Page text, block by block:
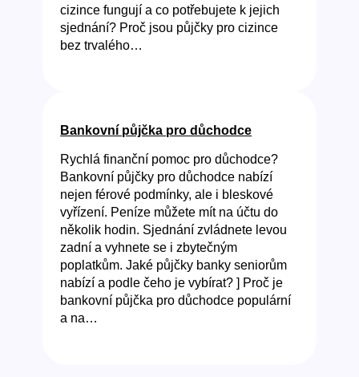
cizince fungují a co potřebujete k jejich
sjednání? Proč jsou půjčky pro cizince
bez trvalého…
Bankovní půjčka pro důchodce
Rychlá finanční pomoc pro důchodce?
Bankovní půjčky pro důchodce nabízí
nejen férové podmínky, ale i bleskové
vyřízení. Peníze můžete mít na účtu do
několik hodin. Sjednání zvládnete levou
zadní a vyhnete se i zbytečným
poplatkům. Jaké půjčky banky seniorům
nabízí a podle čeho je vybírat? ] Proč je
bankovní půjčka pro důchodce populární
a na…